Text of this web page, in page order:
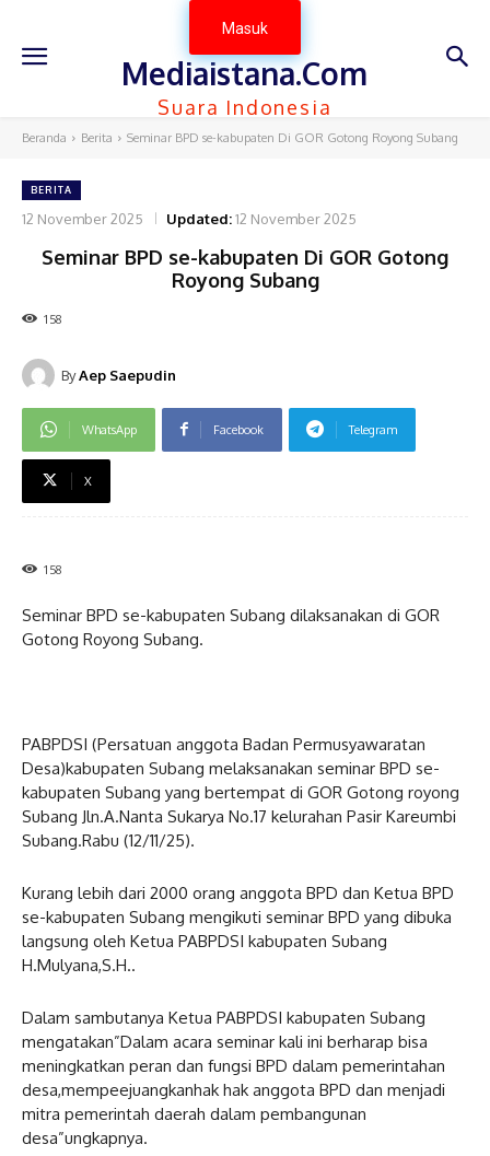
Masuk
Mediaistana.Com
Suara Indonesia
Beranda Berita Seminar BPD se-kabupaten Di GOR Gotong Royong Subang
BERITA
12 November 2025 Updated:12 November 2025
Seminar BPD se-kabupaten Di GOR Gotong
Royong Subang
158
ByAep Saepudin
WhatsApp Facebook Telegram
X
158
Seminar BPD se-kabupaten Subang dilaksanakan di GOR
Gotong Royong Subang.
PABPDSI (Persatuan anggota Badan Permusyawaratan
Desa)kabupaten Subang melaksanakan seminar BPD se-
kabupaten Subang yang bertempat di GOR Gotong royong
Subang Jln.A.Nanta Sukarya No.17 kelurahan Pasir Kareumbi
Subang.Rabu (12/11/25).
Kurang lebih dari 2000 orang anggota BPD dan Ketua BPD
se-kabupaten Subang mengikuti seminar BPD yang dibuka
langsung oleh Ketua PABPDSI kabupaten Subang
H.Mulyana,S.H..
Dalam sambutanya Ketua PABPDSI kabupaten Subang
mengatakan”Dalam acara seminar kali ini berharap bisa
meningkatkan peran dan fungsi BPD dalam pemerintahan
desa,mempeejuangkanhak hak anggota BPD dan menjadi
mitra pemerintah daerah dalam pembangunan
desa”ungkapnya.